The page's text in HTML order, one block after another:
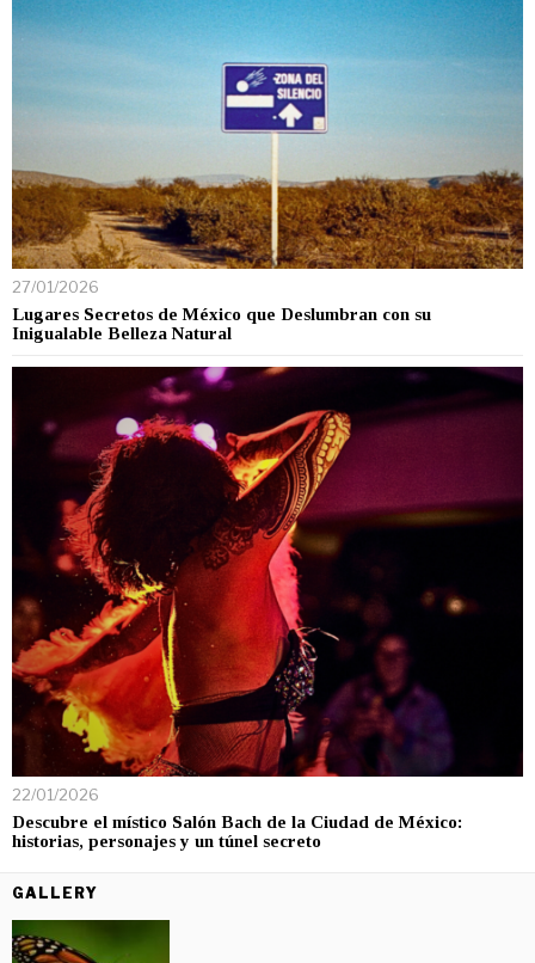
27/01/2026
Lugares Secretos de México que Deslumbran con su
Inigualable Belleza Natural
22/01/2026
Descubre el místico Salón Bach de la Ciudad de México:
historias, personajes y un túnel secreto
GALLERY